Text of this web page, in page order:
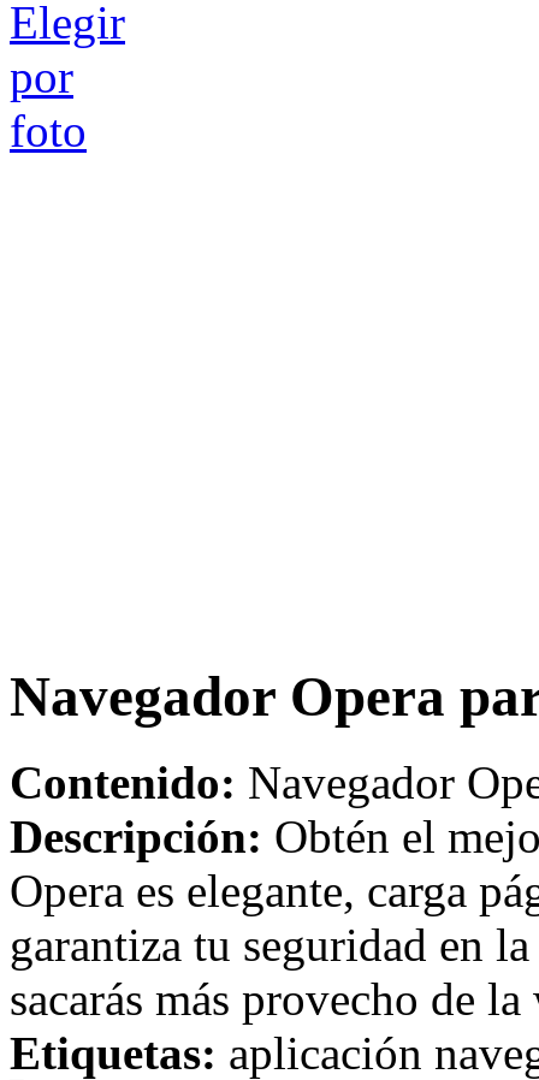
Navegador Opera
Contenido: Navegador
Descripción: Obtén el
Opera es elegante, carga
garantiza tu seguridad en
sacarás más provecho de la
Etiquetas: aplicación